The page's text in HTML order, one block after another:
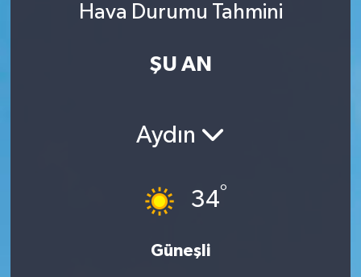
Hava Durumu Tahmini
ŞU AN
Aydın
34°
Güneşli
Süper Lig Puan Durumu ve Fikstür